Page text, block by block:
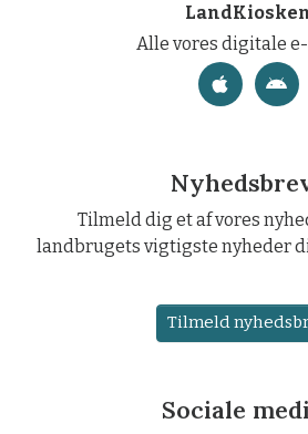
Alle vores digitale
Tilmeld dig et af vores
landbrugets vigtigste nyheder
Tilmeld
Sociale